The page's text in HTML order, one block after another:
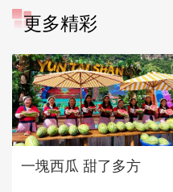
更多精彩
一塊西瓜 甜了多方